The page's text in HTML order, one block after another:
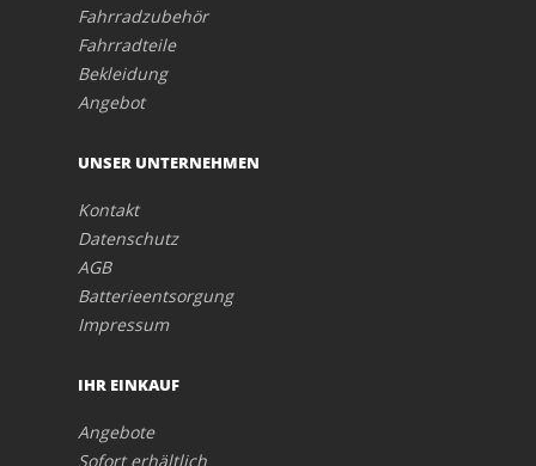
Fahrradzubehör
Fahrradteile
Bekleidung
Angebot
UNSER UNTERNEHMEN
Kontakt
Datenschutz
AGB
Batterieentsorgung
Impressum
IHR EINKAUF
Angebote
Sofort erhältlich